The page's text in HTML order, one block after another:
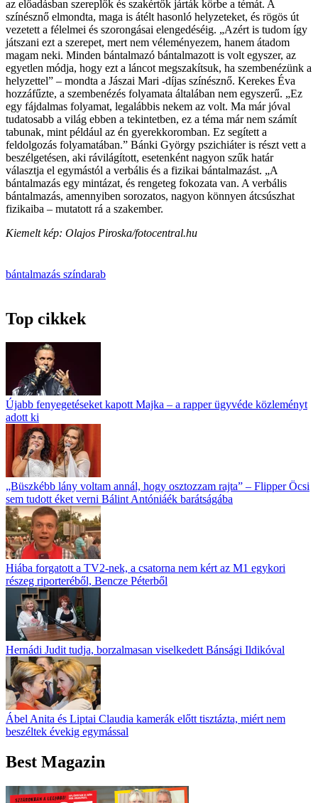
az előadásban szereplők és szakértők járták körbe a témát. A
színésznő elmondta, maga is átélt hasonló helyzeteket, és rögös út
vezetett a félelmei és szorongásai elengedéséig. „Azért is tudom így
játszani ezt a szerepet, mert nem véleményezem, hanem átadom
magam neki. Minden bántalmazó bántalmazott is volt egyszer, az
egyetlen módja, hogy ezt a láncot megszakítsuk, ha szembenézünk a
helyzettel” – mondta a Jászai Mari -díjas színésznő. Kerekes Éva
hozzáfűzte, a szembenézés folyamata általában nem egyszerű. „Ez
egy fájdalmas folyamat, legalábbis nekem az volt. Ma már jóval
tudatosabb a világ ebben a tekintetben, ez a téma már nem számít
tabunak, mint például az én gyerekkoromban. Ez segített a
feldolgozás folyamatában.” Bánki György pszichiáter is részt vett a
beszélgetésen, aki rávilágított, esetenként nagyon szűk határ
választja el egymástól a verbális és a fizikai bántalmazást. „A
bántalmazás egy mintázat, és rengeteg fokozata van. A verbális
bántalmazás, amennyiben sorozatos, nagyon könnyen átcsúszhat
fizikaiba – mutatott rá a szakember.
Kiemelt kép: Olajos Piroska/fotocentral.hu
bántalmazás színdarab
Top cikkek
Újabb fenyegetéseket kapott Majka – a rapper ügyvéde közleményt
adott ki
„Büszkébb lány voltam annál, hogy osztozzam rajta” – Flipper Öcsi
sem tudott éket verni Bálint Antóniáék barátságába
Hiába forgatott a TV2-nek, a csatorna nem kért az M1 egykori
részeg riporteréből, Bencze Péterből
Hernádi Judit tudja, borzalmasan viselkedett Bánsági Ildikóval
Ábel Anita és Liptai Claudia kamerák előtt tisztázta, miért nem
beszéltek évekig egymással
Best Magazin